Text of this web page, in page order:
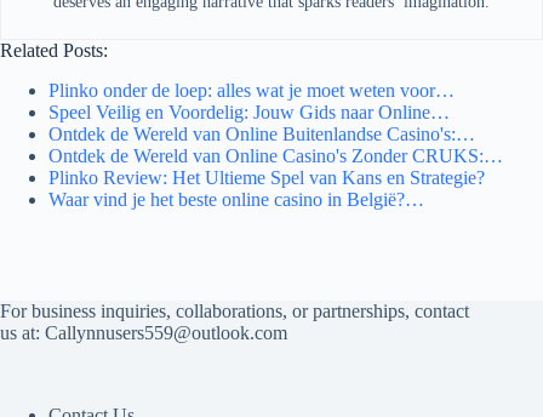
Related Posts:
Plinko onder de loep: alles wat je moet weten voor…
Speel Veilig en Voordelig: Jouw Gids naar Online…
Ontdek de Wereld van Online Buitenlandse Casino's:…
Ontdek de Wereld van Online Casino's Zonder CRUKS:…
Plinko Review: Het Ultieme Spel van Kans en Strategie?
Waar vind je het beste online casino in België?…
For business inquiries, collaborations, or partnerships, contact
us at: Callynnusers559@outlook.com